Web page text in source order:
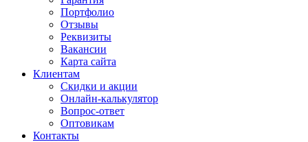
Портфолио
Отзывы
Реквизиты
Вакансии
Карта сайта
Клиентам
Скидки и акции
Онлайн-калькулятор
Вопрос-ответ
Оптовикам
Контакты